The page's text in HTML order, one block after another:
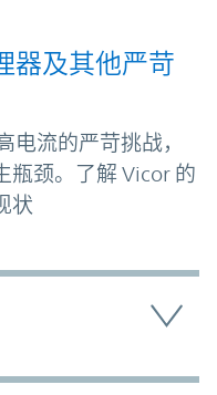
器及其他严苛
电流的严苛挑战，
瓶颈。了解 Vicor 的
状